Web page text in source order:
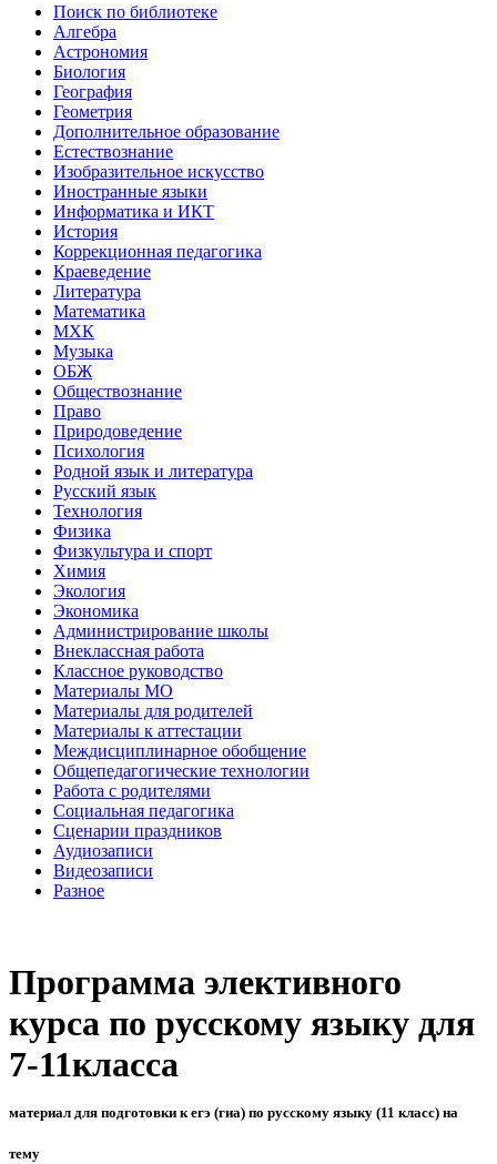
Поиск по библиотеке
Алгебра
Астрономия
Биология
География
Геометрия
Дополнительное образование
Естествознание
Изобразительное искусство
Иностранные языки
Информатика и ИКТ
История
Коррекционная педагогика
Краеведение
Литература
Математика
МХК
Музыка
ОБЖ
Обществознание
Право
Природоведение
Психология
Родной язык и литература
Русский язык
Технология
Физика
Физкультура и спорт
Химия
Экология
Экономика
Администрирование школы
Внеклассная работа
Классное руководство
Материалы МО
Материалы для родителей
Материалы к аттестации
Междисциплинарное обобщение
Общепедагогические технологии
Работа с родителями
Социальная педагогика
Сценарии праздников
Аудиозаписи
Видеозаписи
Разное
Программа элективного
курса по русскому языку для
7-11класса
материал для подготовки к егэ (гиа) по русскому языку (11 класс) на
тему